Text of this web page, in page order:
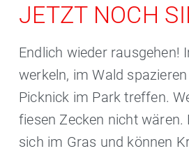
JETZT NOCH
Endlich wieder rausgehen!
werkeln, im Wald
Picknick im Park treffen.
fiesen Zecken nicht wären.
sich im Gras und können